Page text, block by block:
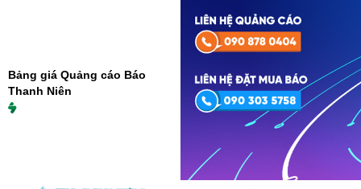
Bảng giá Quảng cáo Báo
Thanh Niên